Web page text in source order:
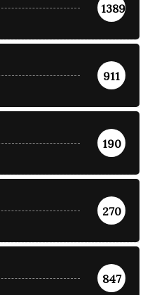
1389
911
190
270
847